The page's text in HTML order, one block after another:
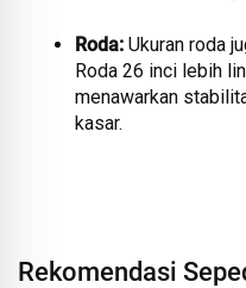
Roda: Ukuran roda
Roda 26 inci lebih
menawarkan
kasar.
Rekomendasi